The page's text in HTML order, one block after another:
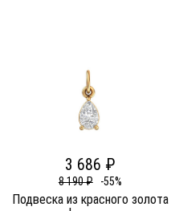
3 686 ₽
8 190 ₽ -55%
Подвеска из красного золота